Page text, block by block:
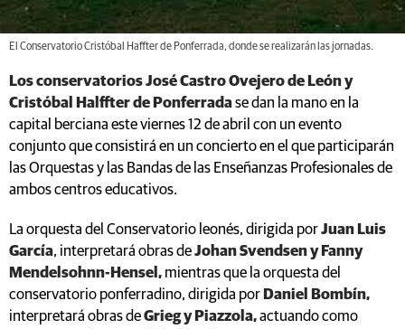
El Conservatorio Cristóbal Haffter de Ponferrada, donde se realizarán las jornadas.
Los conservatorios José Castro Ovejero de León y
Cristóbal Halffter de Ponferradase dan la mano en la
capital berciana este viernes 12 de abril con un evento
conjunto que consistirá en un concierto en el que participarán
las Orquestas y las Bandas de las Enseñanzas Profesionales de
ambos centros educativos.
La orquesta del Conservatorio leonés, dirigida porJuan Luis
García, interpretará obras deJohan Svendsen y Fanny
Mendelsohnn-Hensel, mientras que la orquesta del
conservatorio ponferradino, dirigida por Daniel Bombín,
interpretará obras deGrieg y Piazzola,actuando como